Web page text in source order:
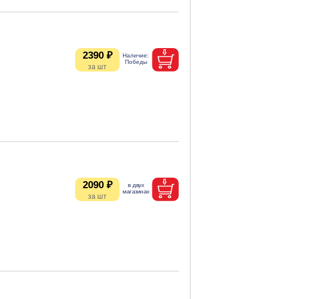
2390 ₽
2090 ₽